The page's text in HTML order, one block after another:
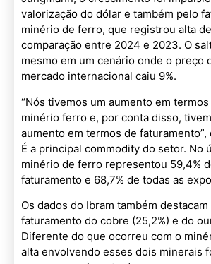
valorização do dólar e também pelo
minério de ferro, que registrou alta
comparação entre 2024 e 2023. O
mesmo em um cenário onde o preço
mercado internacional caiu 9%.
“Nós tivemos um aumento em
minério ferro e, por conta disso,
aumento em termos de faturamento”,
É a principal commodity do setor. No
minério de ferro representou 59,4%
faturamento e 68,7% de todas as
Os dados do Ibram também
faturamento do cobre (25,2%) e do
Diferente do que ocorreu com o
alta envolvendo esses dois minerais